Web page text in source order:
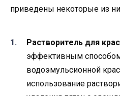
приведены некоторые из
Растворитель для
эффективным
водоэмульсионной
использование